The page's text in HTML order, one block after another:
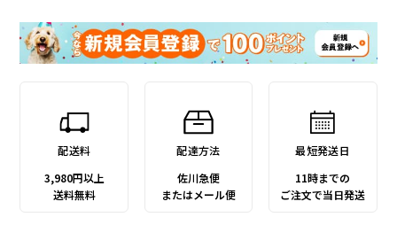
配送料
3,980円以上
送料無料
配達方法
佐川急便
またはメール便
最短発送日
11時までの
ご注文で当日発送